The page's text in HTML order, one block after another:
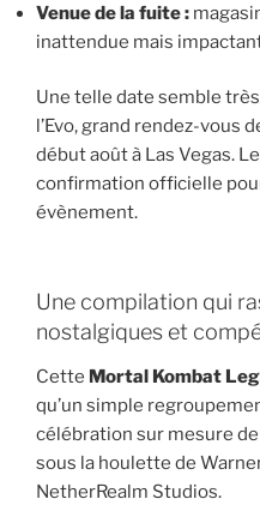
Venue de la fuite :
inattendue mais
Une telle date semble
l’Evo, grand rendez-vous
début août à Las Vegas.
confirmation officielle
évènement.
Une compilation qui
nostalgiques et
Cette Mortal Kombat
qu’un simple
célébration sur mesure
sous la houlette de
NetherRealm Studios.